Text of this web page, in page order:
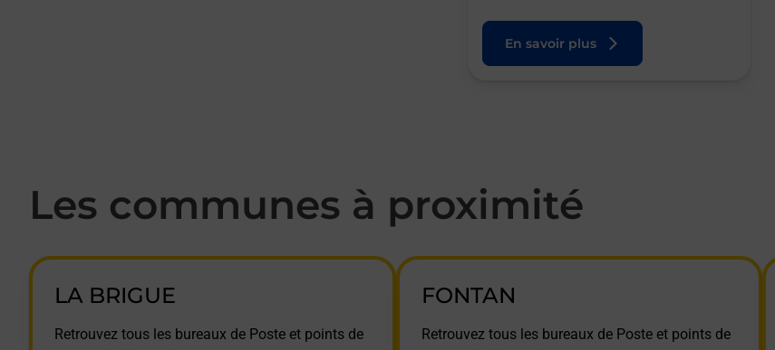
En savoir plus
Les communes à proximité
LA BRIGUE
Retrouvez tous les bureaux de Poste et points de
FONTAN
Retrouvez tous les bureaux de Poste et points de